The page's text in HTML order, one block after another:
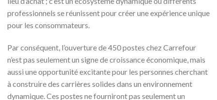
professionnels se réunissent pour créer une expérience unique
pour les consommateurs.
Par conséquent, l’ouverture de 450 postes chez Carrefour
n’est pas seulement un signe de croissance économique, mais
aussi une opportunité excitante pour les personnes cherchant
à construire des carrières solides dans un environnement
dynamique. Ces postes ne fourniront pas seulement un